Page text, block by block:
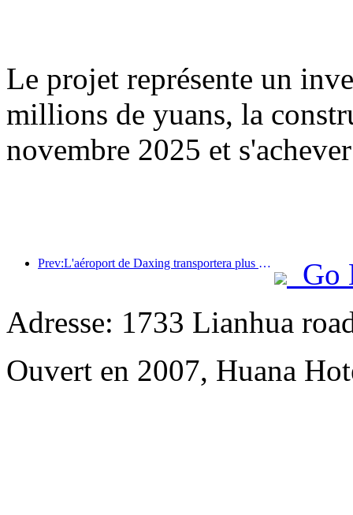
Le projet représente un
millions de yuans, la
novembre 2025 et
Prev:L'aéroport de Daxing transportera plus de 1,3 million de passagers pendant les vacances de la « Fête nationale » en 2025
Go
Adresse: 1733 Lianhua
Ouvert en 2007, Huana